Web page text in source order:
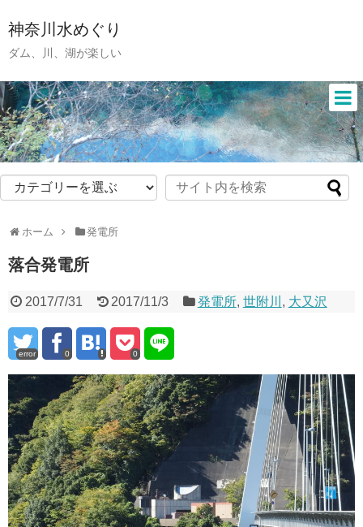
神奈川水めぐり
ダム、川、湖が楽しい
ホーム 発電所
落合発電所
2017/7/31 2017/11/3 発電所, 世附川 , 大又沢
error 0 0